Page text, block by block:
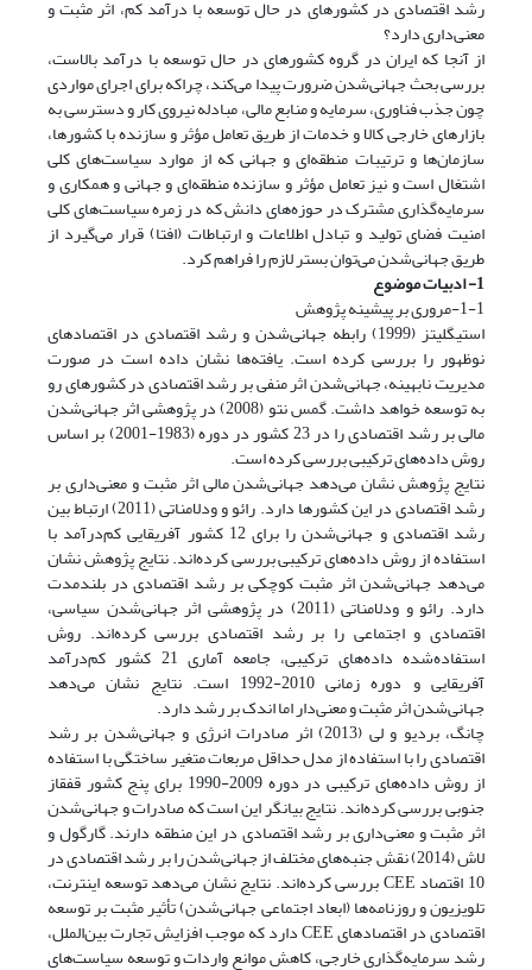
رشد اقتصادی در کشورهای در حال توسعه با درآمد کم، اثر مثبت و
معنی‌داری دارد؟
از آنجا که ایران در گروه کشورهای در حال توسعه با درآمد بالاست،
بررسی بحث جهانی‌شدن ضرورت پیدا می‌کند، چراکه برای اجرای مواردی
چون جذب فناوری، سرمایه و منابع مالی، مبادله نیروی کار و دسترسی به
بازارهای خارجی کالا و خدمات از طریق تعامل مؤثر و سازنده با کشورها،
سازمان‌ها و ترتیبات منطقه‌ای و جهانی که از موارد سیاست‌های کلی
اشتغال است و نیز تعامل مؤثر و سازنده منطقه‌ای و جهانی و همکاری و
سرمایه‌گذاری مشترک در حوزه‌های دانش که در زمره سیاست‌های کلی
امنیت فضای تولید و تبادل اطلاعات و ارتباطات (افتا) قرار می‌گیرد از
طریق جهانی‌شدن می‌توان بستر لازم را فراهم کرد.
1- ادبیات موضوع
1-1-مروری بر پیشینه پژوهش
استیگلیتز (1999) رابطه جهانی‌شدن و رشد اقتصادی در اقتصادهای
نوظهور را بررسی کرده است. یافته‌ها نشان داده است در صورت
مدیریت نا‌بهینه، جهانی‌شدن اثر منفی بر رشد اقتصادی در کشورهای رو
به توسعه خواهد داشت. گمس نتو (2008) در پژوهشی اثر جهانی‌شدن
مالی بر رشد اقتصادی را در 23 کشور در دوره (1983-2001) بر اساس
روش داده‌های ترکیبی بررسی کرده است.
نتایج پژوهش نشان می‌دهد جهانی‌شدن مالی اثر مثبت و معنی‌داری بر
رشد اقتصادی در این کشورها دارد. رائو و ودلامناتی (2011) ارتباط بین
رشد اقتصادی و جهانی‌شدن را برای 12 کشور آفریقایی کم‌درآمد با
استفاده از روش داده‌های ترکیبی بررسی کرده‌اند. نتایج پژوهش نشان
می‌دهد جهانی‌شدن اثر مثبت کوچکی بر رشد اقتصادی در بلندمدت
دارد. رائو و ودلامناتی (2011) در پژوهشی اثر جهانی‌شدن سیاسی،
اقتصادی و اجتماعی را بر رشد اقتصادی بررسی کرده‌اند. روش
استفاده‌شده داده‌های ترکیبی، جامعه آماری 21 کشور کم‌درآمد
آفریقایی و دوره زمانی 2010-1992 است. نتایج نشان می‌دهد
جهانی‌شدن اثر مثبت و معنی‌دار اما اندک بر رشد دارد.
چانگ، بردیو و لی (2013) اثر صادرات انرژی و جهانی‌شدن بر رشد
اقتصادی را با استفاده از مدل حداقل مربعات متغیر ساختگی با استفاده
از روش داده‌های ترکیبی در دوره 2009-1990 برای پنج کشور قفقاز
جنوبی بررسی کرده‌اند. نتایج بیانگر این است که صادرات و جهانی‌شدن
اثر مثبت و معنی‌داری بر رشد اقتصادی در این منطقه دارند. گارگول و
لاش (2014) نقش جنبه‌های مختلف از جهانی‌شدن را بر رشد اقتصادی در
10 اقتصاد CEE بررسی کرده‌اند. نتایج نشان می‌دهد توسعه اینترنت،
تلویزیون و روزنامه‌ها (ابعاد اجتماعی جهانی‌شدن) تأثیر مثبت بر توسعه
اقتصادی در اقتصادهای CEE دارد که موجب افزایش تجارت بین‌الملل،
رشد سرمایه‌گذاری خارجی، کاهش موانع واردات و توسعه سیاست‌های